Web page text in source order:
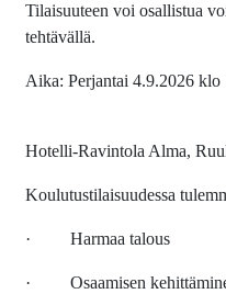
Tilaisuuteen voi osallistua
tehtävällä.
Aika: Perjantai 4.9.2026 klo
Hotelli-Ravintola Alma,
Koulutustilaisuudessa
· Harmaa talous
· Osaamisen